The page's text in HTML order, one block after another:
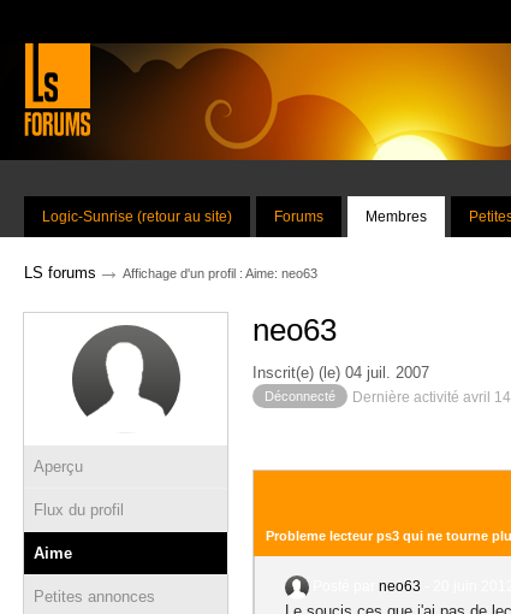
Logic-Sunrise (retour au site) Forums Membres
LS forums → Affichage d'un profil : Aime: neo63
Aperçu
Flux du profil
Aime
Petites annonces
neo63
Inscrit(e) (le) 04 juil. 2007
Déconnecté Dernière activité avril
Probleme lecteur ps3 qui ne tourne
neo63